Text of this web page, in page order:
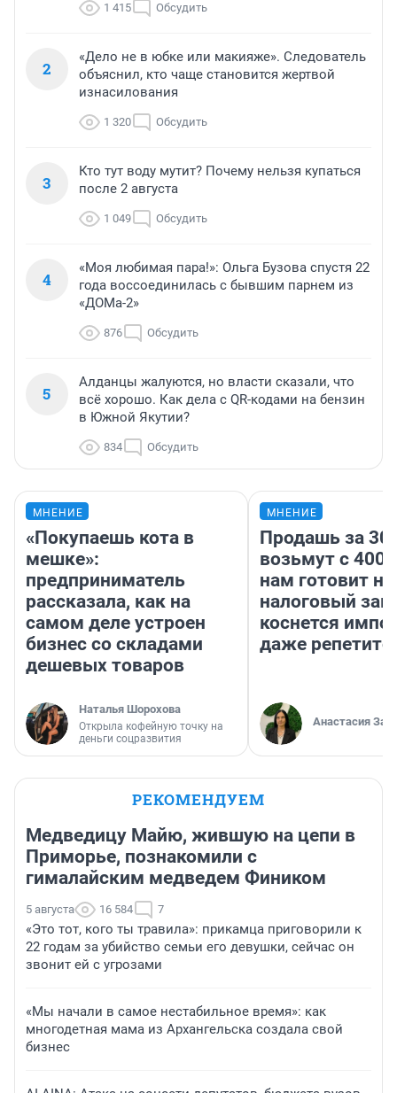
1 415 Обсудить
2
«Дело не в юбке или макияже». Следователь
объяснил, кто чаще становится жертвой
изнасилования
1 320 Обсудить
3
Кто тут воду мутит? Почему нельзя купаться
после 2 августа
1 049 Обсудить
4
«Моя любимая пара!»: Ольга Бузова спустя 22
года воссоединилась с бывшим парнем из
«ДОМа-2»
876 Обсудить
5
Алданцы жалуются, но власти сказали, что
всё хорошо. Как дела с QR-кодами на бензин
в Южной Якутии?
834 Обсудить
МНЕНИЕ
«Покупаешь кота в
мешке»:
предприниматель
рассказала, как на
самом деле устроен
бизнес со складами
дешевых товаров
Наталья Шорохова
Открыла кофейную точку на
деньги соцразвития
МНЕНИЕ
Продашь за
возьмут с
нам готовит
налоговый
коснется
даже
Анастасия
РЕКОМЕНДУЕМ
Медведицу Майю, жившую на цепи в
Приморье, познакомили с
гималайским медведем Фиником
5 августа 16 584 7
«Это тот, кого ты травила»: прикамца приговорили к
22 годам за убийство семьи его девушки, сейчас он
звонит ей с угрозами
«Мы начали в самое нестабильное время»: как
многодетная мама из Архангельска создала свой
бизнес